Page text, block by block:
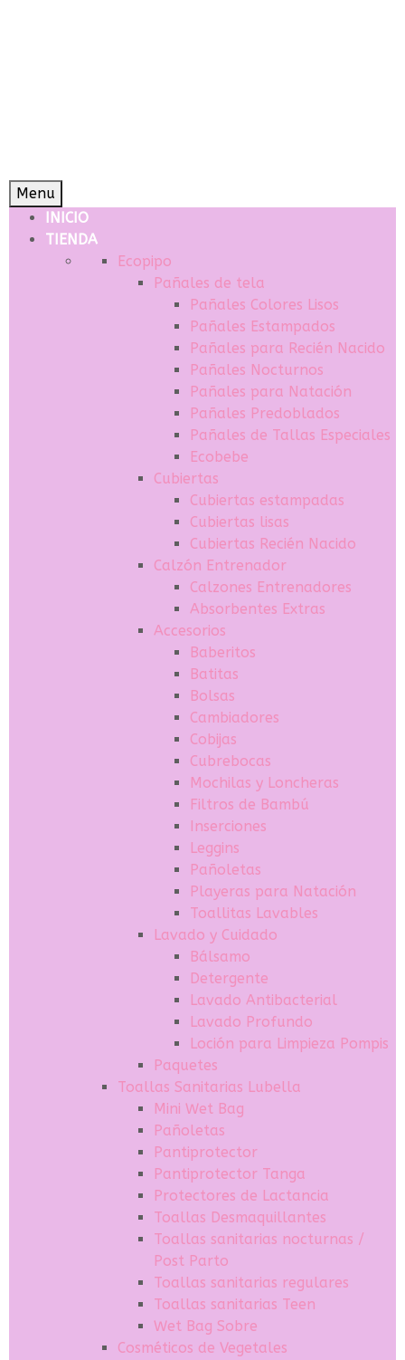
Menu
INICIO
TIENDA
Ecopipo
Pañales de tela
Pañales Colores Lisos
Pañales Estampados
Pañales para Recién Nacido
Pañales Nocturnos
Pañales para Natación
Pañales Predoblados
Pañales de Tallas Especiales
Ecobebe
Cubiertas
Cubiertas estampadas
Cubiertas lisas
Cubiertas Recién Nacido
Calzón Entrenador
Calzones Entrenadores
Absorbentes Extras
Accesorios
Baberitos
Batitas
Bolsas
Cambiadores
Cobijas
Cubrebocas
Mochilas y Loncheras
Filtros de Bambú
Inserciones
Leggins
Pañoletas
Playeras para Natación
Toallitas Lavables
Lavado y Cuidado
Bálsamo
Detergente
Lavado Antibacterial
Lavado Profundo
Loción para Limpieza Pompis
Paquetes
Toallas Sanitarias Lubella
Mini Wet Bag
Pañoletas
Pantiprotector
Pantiprotector Tanga
Protectores de Lactancia
Toallas Desmaquillantes
Toallas sanitarias nocturnas /
Post Parto
Toallas sanitarias regulares
Toallas sanitarias Teen
Wet Bag Sobre
Cosméticos de Vegetales